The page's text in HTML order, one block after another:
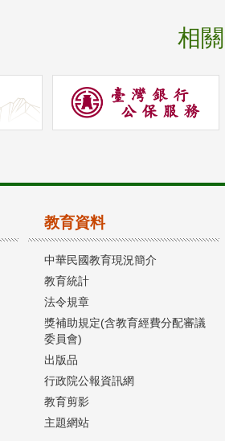
相
教育資料
中華民國教育現況簡介
教育統計
法令規章
獎補助規定(含教育經費分配審議
委員會)
出版品
行政院公報資訊網
教育剪影
主題網站